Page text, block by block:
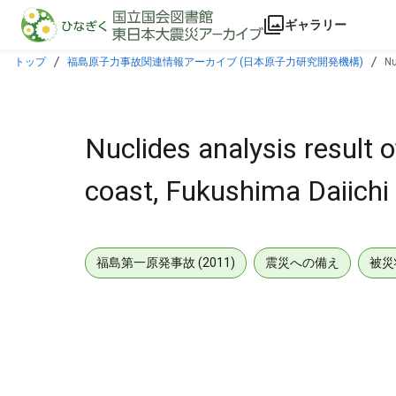
本文に飛ぶ
ギャラリー
トップ 福島原子力事故関連情報アーカイブ (日本原子力研究開発機構)
Nuclides analysis result
coast, Fukushima
福島第一原発事故 (2011) 震災への備え 被災